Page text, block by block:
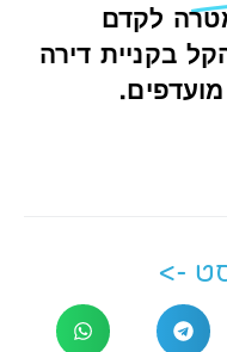
לקדם
בקניית דירה
->